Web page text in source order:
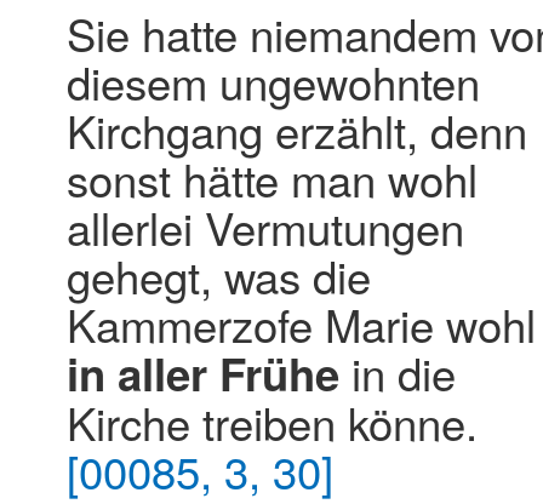
Sie hatte niemandem
diesem ungewohnten
Kirchgang erzählt, denn
sonst hätte man wohl
allerlei Vermutungen
gehegt, was die
Kammerzofe Marie wohl
in aller Frühe in die
Kirche treiben könne.
[00085, 3, 30]